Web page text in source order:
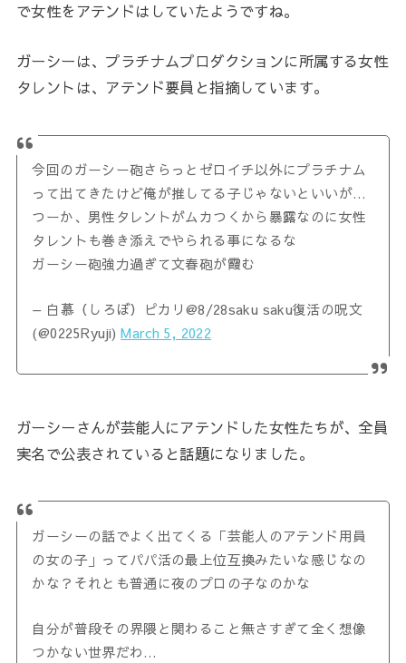
で女性をアテンドはしていたようですね。
ガーシーは、プラチナムプロダクションに所属する女性
タレントは、アテンド要員と指摘しています。
今回のガーシー砲さらっとゼロイチ以外にプラチナム
って出てきたけど俺が推してる子じゃないといいが…
つーか、男性タレントがムカつくから暴露なのに女性
タレントも巻き添えでやられる事になるな
ガーシー砲強力過ぎて文春砲が霞む
— 白慕（しろぼ）ピカリ@8/28saku saku復活の呪文
(@0225Ryuji)March 5, 2022
ガーシーさんが芸能人にアテンドした女性たちが、全員
実名で公表されていると話題になりました。
ガーシーの話でよく出てくる「芸能人のアテンド用員
の女の子」ってパパ活の最上位互換みたいな感じなの
かな？それとも普通に夜のプロの子なのかな
自分が普段その界隈と関わること無さすぎて全く想像
つかない世界だわ…